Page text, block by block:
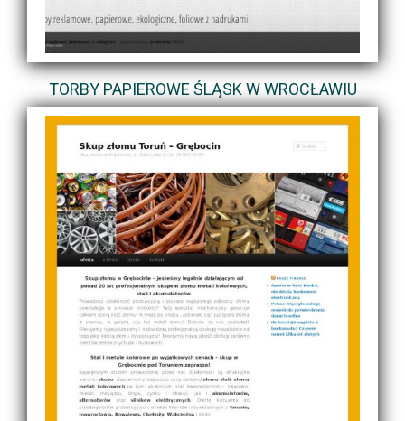
TORBY PAPIEROWE ŚLĄSK W WROCŁAWIU